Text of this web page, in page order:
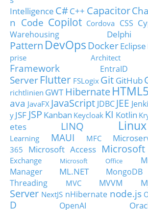
Intelligence C#C++ Capacitor
n Code Copilot Cordova CSS
Warehousing
Delphi
Pattern DevOps DockerEclipse
prise Architect
Framework
EntraID
Server Flutter FSLogix Git GitHub
richtlinien GWT HibernateHTML5
ava JavaFX JavaScript JDBC JEE
y JSF JSP Kanban Keycloak KI Kotlin
etes
LINQ Linux
Learning
MAUI MFC
365
Microsoft Access Microsoft
Exchange
Microsoft Office
Manager
ML.NET MongoDB
Threading
MVC MVVM
Server NextJS nHibernate node.js
D
OpenAI